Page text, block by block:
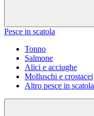
Pesce in scatola
Tonno
Salmone
Alici e acciughe
Molluschi e crostacei
Altro pesce in scatola